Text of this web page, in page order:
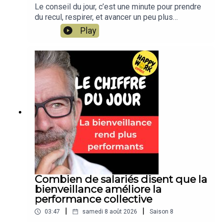
Le conseil du jour, c’est une minute pour prendre
du recul, respirer, et avancer un peu plus
sereinement dans votre travail. Un conseil simple,
concret, applicable dès aujourd’hui. Un format
court de Happy Work, par Gaël Chatelain-
Berry.NOUVEAU : retrouvez moi sur WhatsApp sur
la chaîne Happy Work... pas de spam, c'est gratuit
et il n'y a que du feelgood !!! :
https://whatsapp.com/channel/0029VbBSSbM6B
IEm0yskHH2gEt pour retrouver tous mes
contenus, tests, articles, vidéos :
www.gchatelain.com
Play
Combien de salariés disent que la
bienveillance améliore la
performance collective
03:47 samedi 8 août 2026 Saison 8